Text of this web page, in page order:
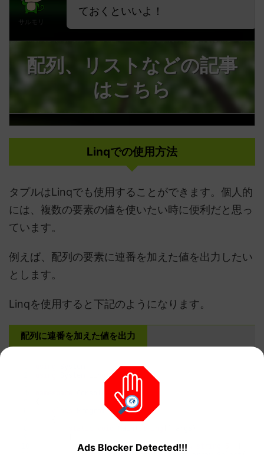
サルモリ
ておくといいよ！
配列、リストなどの記事
はこちら
Linqでの使用方法
タプルはLinqでも使用することができます。個人的
には、複数の要素の値を使いたい時に便利だと思っ
ています。
例えば、配列の要素に連番を加えた値を出力したい
とします。
Linqを使用すると下記のようになります。
配列に連番を加えた値を出力
ConsoleApp3
String[] animalarray = new
Ads Blocker Detected!!!